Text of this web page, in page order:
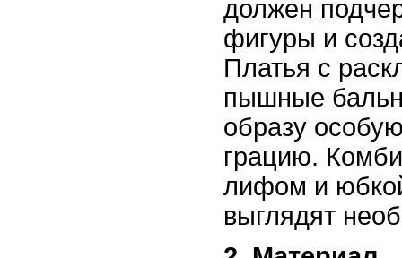
должен
фигуры и
Платья с
пышные
образу
грацию.
лифом и
выглядят